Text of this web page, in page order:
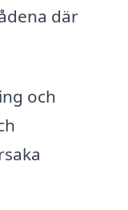
där
och